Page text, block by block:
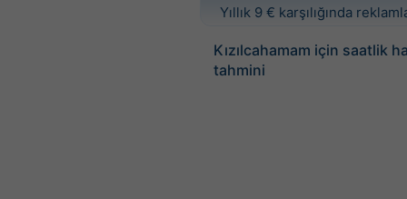
Yıllık 9 € karşılığında
Kızılcahamam için saatlik
tahmini